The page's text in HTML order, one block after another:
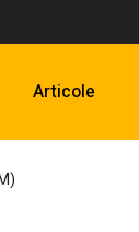
Articole